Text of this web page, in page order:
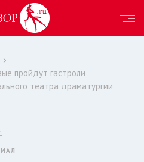
пройдут гастроли
театра драматургии